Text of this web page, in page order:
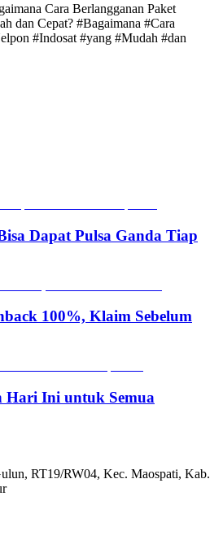
Cara Berlangganan Paket
dan Cepat? #Bagaimana #Cara
#Indosat #yang #Mudah #dan
Dapat Pulsa Ganda Tiap
100%, Klaim Sebelum
Hari Ini untuk Semua
RT19/RW04, Kec. Maospati, Kab.